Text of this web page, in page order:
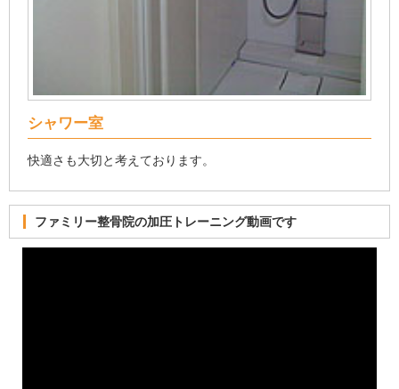
シャワー室
快適さも大切と考えております。
ファミリー整骨院の加圧トレーニング動画です